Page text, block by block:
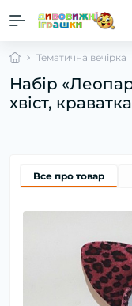
Тематична вечірка
Набір
хвіст,
Все про товар